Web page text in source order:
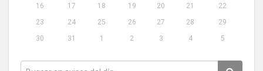
16
17 18 19 20 21
22
23
24 25 26 27 28
29
30
31 1 2 3 4 5